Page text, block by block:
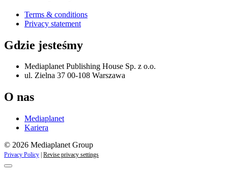
Terms & conditions
Privacy statement
Gdzie jesteśmy
Mediaplanet Publishing House Sp. z o.o.
ul. Zielna 37 00-108 Warszawa
O nas
Mediaplanet
Kariera
© 2026 Mediaplanet Group
Privacy Policy Revise privacy settings